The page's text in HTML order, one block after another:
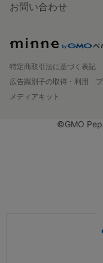
お問い合わせ
特定商取引法に基づく表記
広告識別子の取得・利用
メディアキット
©GMO